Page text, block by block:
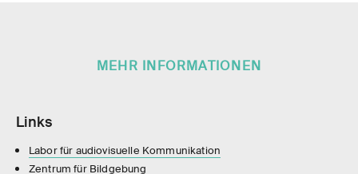
MEHR INFORMATIONEN
Links
Labor für audiovisuelle Kommunikation
Zentrum für Bildgebung